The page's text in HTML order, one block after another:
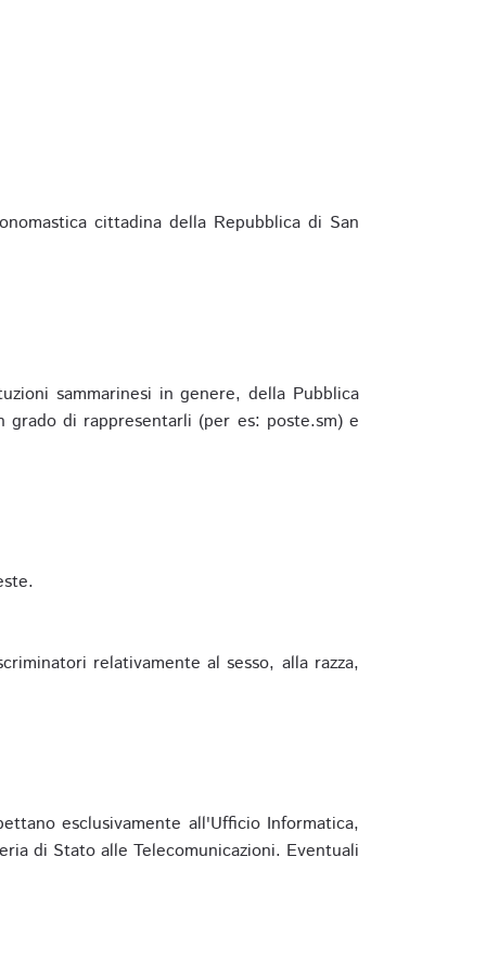
cittadina della Repubblica di San
sammarinesi in genere, della Pubblica
di rappresentarli (per es: poste.sm) e
relativamente al sesso, alla razza,
esclusivamente all'Ufficio Informatica,
di Stato alle Telecomunicazioni. Eventuali